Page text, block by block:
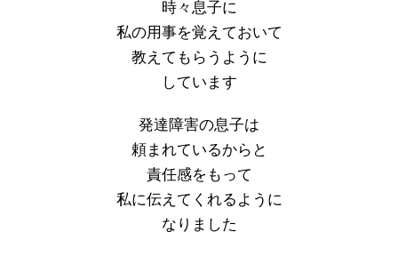
時々息子に
私の用事を覚えておいて
教えてもらうように
しています
発達障害の息子は
頼まれているからと
責任感をもって
私に伝えてくれるように
なりました